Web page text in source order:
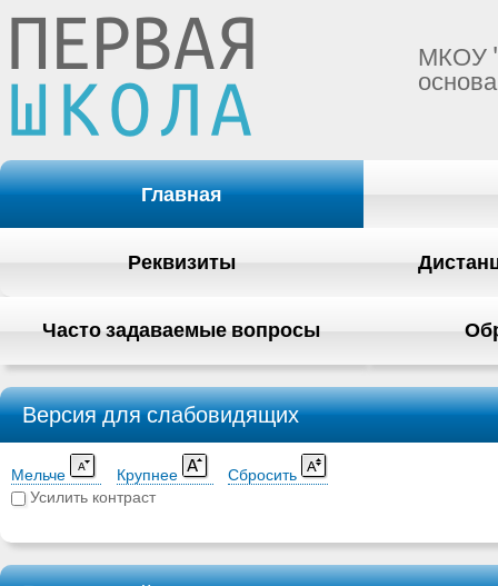
МКОУ
Главная
Реквизиты
Часто задаваемые вопросы
Версия для слабовидящих
Мельче Крупнее
Сбросить
Усилить контраст